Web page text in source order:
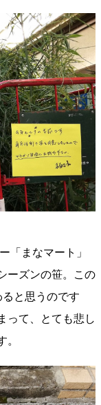
「まなマート」
ーズンの笹。この
と思うのです
って、とても悲し